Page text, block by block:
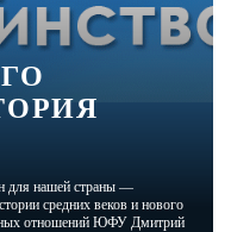
ЕДЫ
для нашей страны —
средних веков и нового
отношений ЮФУ Дмитрий